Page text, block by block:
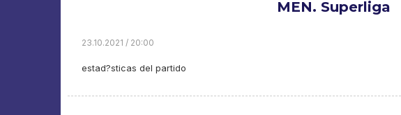
MEN. Superliga
23.10.2021 / 20:00
estad?sticas del partido